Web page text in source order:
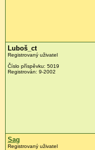
Luboš_ct
Registrovaný uživatel
Číslo příspěvku: 5019
Registrován: 9-2002
Sag
Registrovaný uživatel